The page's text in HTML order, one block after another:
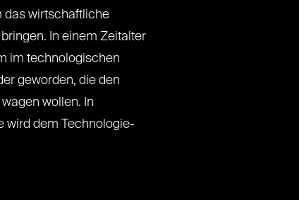
das wirtschaftliche
In einem Zeitalter
im technologischen
geworden, die den
wollen. In
wird dem Technologie-